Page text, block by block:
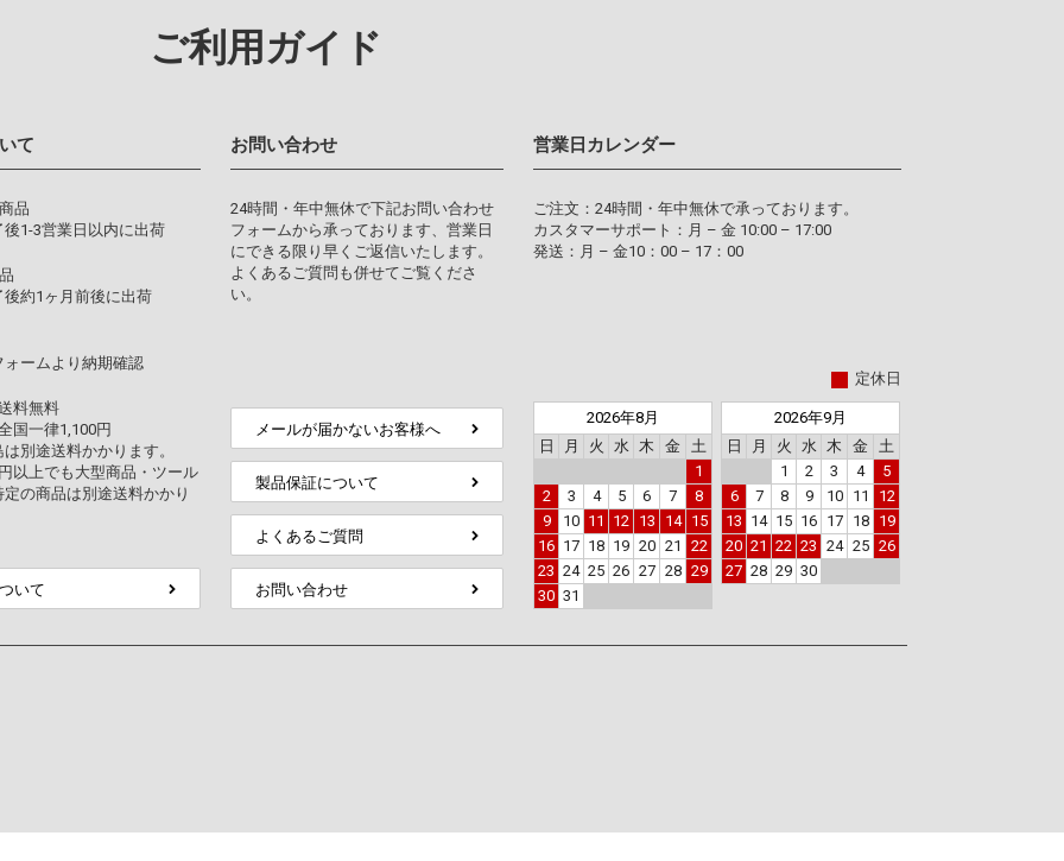
ご利用ガイド
て
品
後1-3営業日以内に出荷
後約1ヶ月前後に出荷
ォームより納期確認
料無料
国一律1,100円
別途送料かかります。
以上でも大型商品・ツール
の商品は別途送料かかり
いて
お問い合わせ
24時間・年中無休で下記お問い合わせ
フォームから承っております、営業日
にできる限り早くご返信いたします。
よくあるご質問も併せてご覧くださ
い。
メールが届かないお客様へ
製品保証について
よくあるご質問
お問い合わせ
営業日カレンダー
ご注文：24時間・年中無休で承っております。
カスタマーサポート：月 – 金 10:00 – 17:00
発送：月 – 金10：00 – 17：00
定休日
2026年8月
日
月 火 水 木 金
土
1
2
3 4 5 6 7
8
9
10 11 12 13 14
15
16 17 18 19 20 21
22
23 24 25 26 27 28 29
30 31
2026年9月
日
月 火 水 木 金
土
1
2 3 4
5
6
7 8 9 10 11
12
13 14 15 16 17 18
19
20 21 22 23 24 25 26
27 28 29 30